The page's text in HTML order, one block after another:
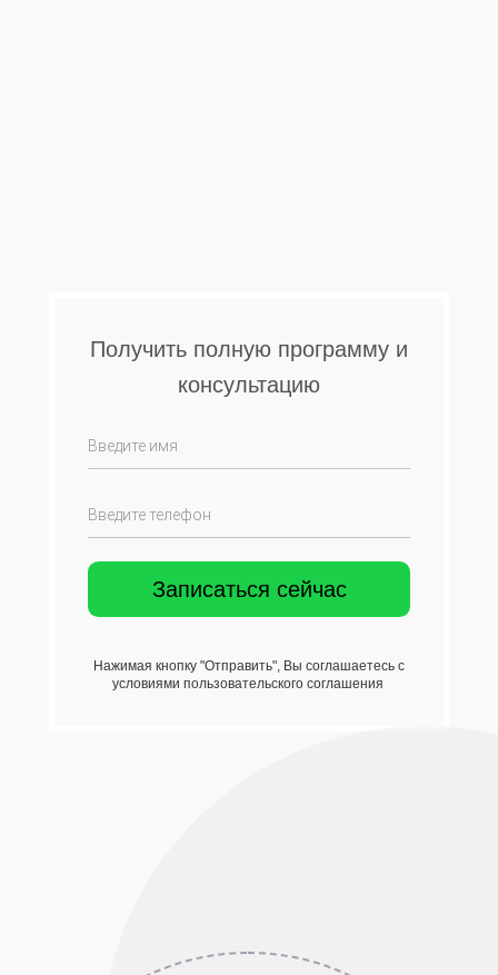
Получить полную программу и
консультацию
Нажимая кнопку "Отправить", Вы соглашаетесь с
условиями пользовательского соглашения